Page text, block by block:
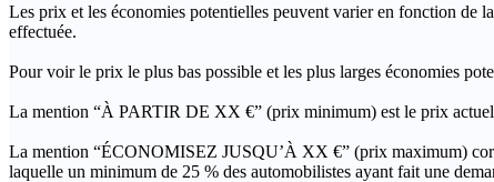
Les prix et les économies potentielles peuvent varier en fonction de
effectuée.
Pour voir le prix le plus bas possible et les plus larges économies
La mention “À PARTIR DE XX €” (prix minimum) est le prix actuel
La mention “ÉCONOMISEZ JUSQU’À XX €” (prix maximum)
laquelle un minimum de 25 % des automobilistes ayant fait une